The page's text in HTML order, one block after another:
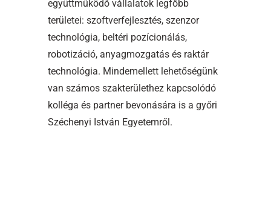
együttműködő vállalatok legfőbb
területei: szoftverfejlesztés, szenzor
technológia, beltéri pozícionálás,
robotizáció, anyagmozgatás és raktár
technológia. Mindemellett lehetőségünk
van számos szakterülethez kapcsolódó
kolléga és partner bevonására is a győri
Széchenyi István Egyetemről.